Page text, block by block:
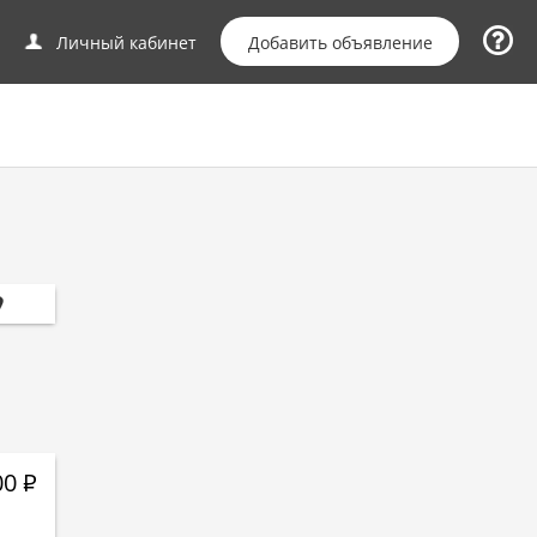
Личный кабинет Добавить объявление
Р